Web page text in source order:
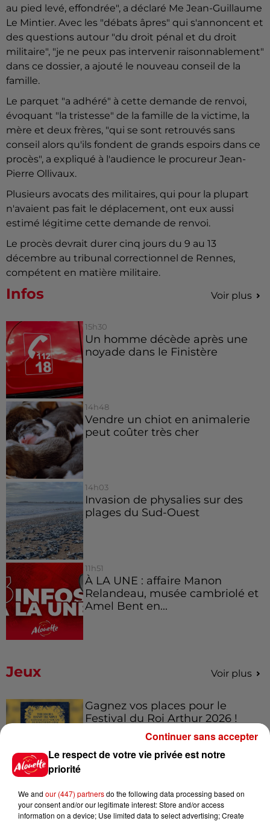
au pied levé, effondrée", a déclaré Me Jean-Guillaume
Le Mintier. Avec les "débats âpres" qui s'annoncent et
des questions autour "du droit pénal et du droit
militaire", "je ne peux pas intervenir raisonnablement"
dans ce dossier, a ajouté le nouveau conseil de la
famille.
Le parquet "a adhéré" à cette demande de renvoi,
évoquant "la tristesse" de la famille de la victime, la
mère et deux frères, "qui se sont retrouvés sans
conseil alors qu'ils fondent de grands espoirs dans ce
procès", a expliqué à l'audience le procureur Jean-
Pierre Ollivaux.
Plusieurs avocats des militaires, qui pour la plupart
n'avaient pas fait le déplacement, ont eux aussi
estimé légitime cette demande de renvoi.
Le procès devrait durer cinq jours du 9 au 13
décembre au tribunal correctionnel de Rennes,
compétent en matière militaire.
Infos Voir plus
15h30
Un homme décède après une
noyade dans le Finistère
14h48
Vendre un chiot en animalerie
peut coûter très cher
14h03
Invasion de physalies sur des
plages du Sud-Ouest
11h51
À LA UNE : affaire Manon
Relandeau, musée cambriolé et
Amel Bent en...
Jeux Voir plus
Gagnez vos places pour le
Festival du Roi Arthur 2026 !
Musée du Sport Automobile au
Mans !
Le respect de votre vie privée est notre
priorité
We and our (447) partnersdo the following data processing based on
your consent and/or our legitimate interest: Store and/or access
information on a device; Use limited data to select advertising; Create
Continuer sans accepter